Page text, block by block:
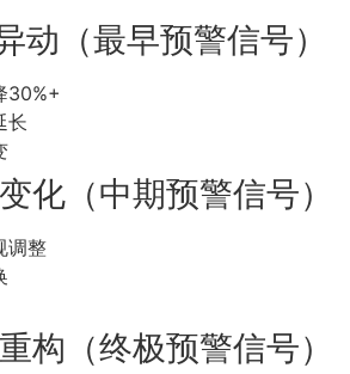
动（最早预警信号）
30%+
长
化（中期预警信号）
调整
构（终极预警信号）